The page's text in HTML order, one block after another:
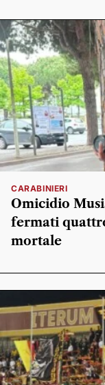
CARABINIERI
Omicidio
fermati
mortale